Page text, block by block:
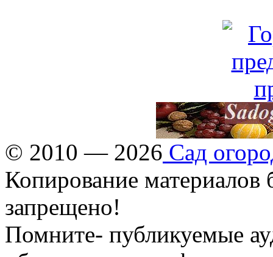
© 2010 — 2026 Сад
Копирование материалов
запрещено!
Помните- публикуемые